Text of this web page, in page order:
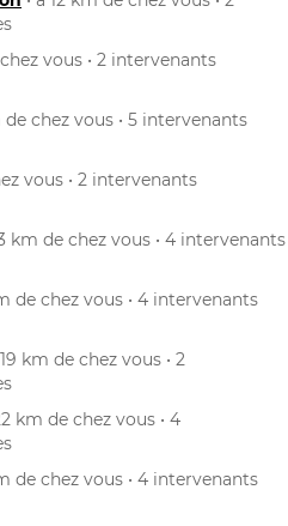
chez vous • 2 intervenants
de chez vous • 5 intervenants
vous • 2 intervenants
km de chez vous • 4 intervenants
de chez vous • 4 intervenants
19 km de chez vous • 2
km de chez vous • 4
de chez vous • 4 intervenants